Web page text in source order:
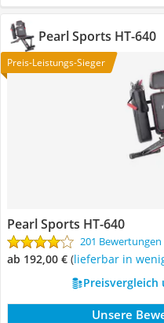
Pearl Sports HT-640
Preis-Leistungs-Sieger
Pearl Sports HT-640
201 Bewertungen
ab 192,00 € ( Lieferbar in
Preisvergleich
Unsere